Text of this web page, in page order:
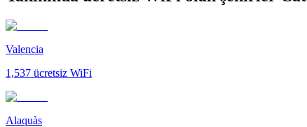
Valencia
1,537 ücretsiz WiFi
Alaquàs